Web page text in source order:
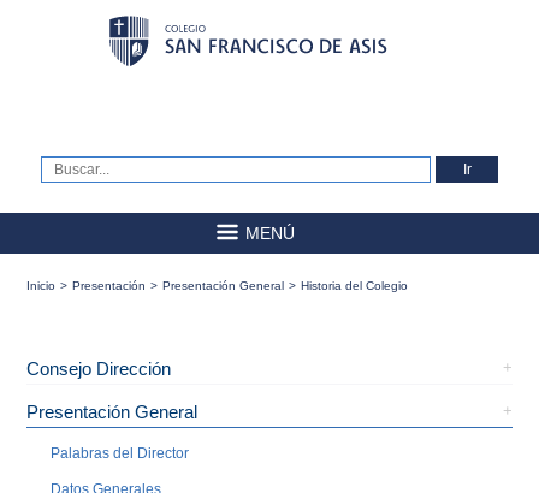
MENÚ
Inicio > Presentación > Presentación General > Historia del Colegio
Consejo Dirección
Presentación General
Palabras del Director
Datos Generales